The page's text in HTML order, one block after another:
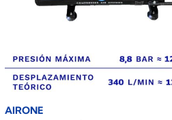
AIRONE